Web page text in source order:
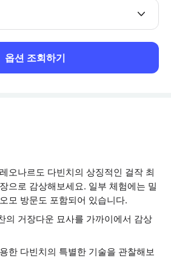
옵션 조회하기
오나르도 다빈치의 상징적인 걸작 최
으로 감상해보세요. 일부 체험에는 밀
모 방문도 포함되어 있습니다.
의 거장다운 묘사를 가까이에서 감상
한 다빈치의 특별한 기술을 관찰해보